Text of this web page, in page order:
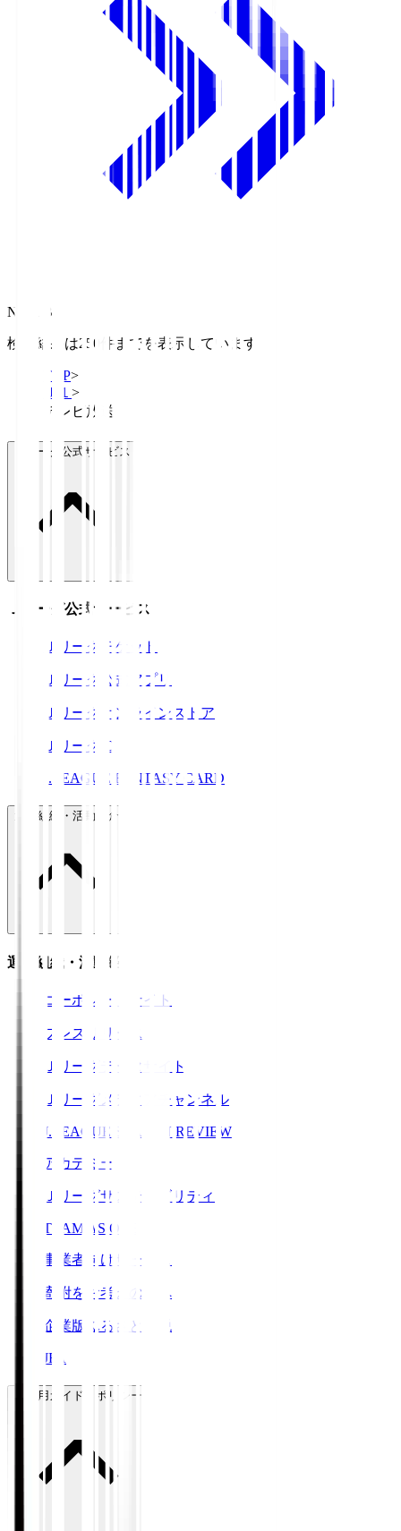
NHK BS
検索結果は250件までを表示しています
TOP>
Ｊ１ >
テレビ放送
Ｊリーグ公式サービス
Ｊリーグ公式サービス
Ｊリーグチケット
Ｊリーグ公式アプリ
Ｊリーグオンラインストア
ＪリーグID
J.LEAGUE FANTASY CARD
運営組織・活動紹介
運営組織・活動紹介
コーポレートサイト
プレスリリース
Ｊリーグデータサイト
Ｊリーグメディアチャンネル
J.LEAGUE SEASON REVIEW
アカデミー
Ｊリーグサステナビリティ
TEAM AS ONE
事業者向けサービス
寄附をお考えの方へ
企業版ふるさと納税
JFA
ご利用ガイド・ポリシー